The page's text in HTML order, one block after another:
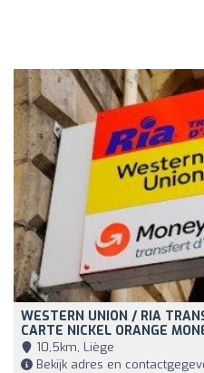
WESTERN UNION / RIA
CARTE NICKEL ORANGE
10,5km, Liège
Bekijk adres en